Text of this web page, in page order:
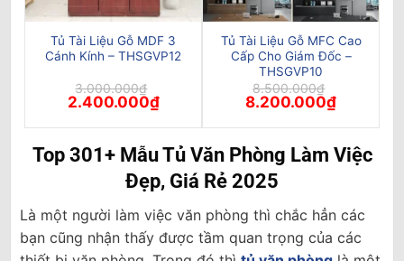
Tủ Tài Liệu Gỗ MDF 3
Cánh Kính – THSGVP12
3.000.000₫
Giá
gốc
là:
2.400.000₫Giá
hiện
tại
2.400.000₫.
Tủ Tài Liệu Gỗ MFC Cao
Cấp Cho Giám Đốc –
THSGVP10
8.500.000₫
Giá
gốc
là:
8.200.000₫Giá
tại
Top 301+ Mẫu Tủ Văn Phòng Làm Việc
Đẹp, Giá Rẻ 2025
Là một người làm việc văn phòng thì chắc hẳn các
bạn cũng nhận thấy được tầm quan trọng của các